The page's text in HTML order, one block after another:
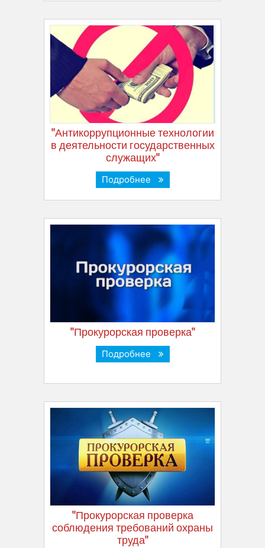
"Антикоррупционные технологии
в деятельности государственных
служащих"
Подробнее
"Прокурорская проверка"
Подробнее
"Прокурорская проверка
соблюдения требований охраны
труда"